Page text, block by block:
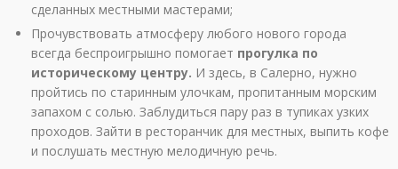
сделанных местными мастерами;
Прочувствовать атмосферу любого нового города
всегда беспроигрышно помогает прогулка по
историческому центру. И здесь, в Салерно, нужно
пройтись по старинным улочкам, пропитанным морским
запахом с солью. Заблудиться пару раз в тупиках узких
проходов. Зайти в ресторанчик для местных, выпить кофе
и послушать местную мелодичную речь.